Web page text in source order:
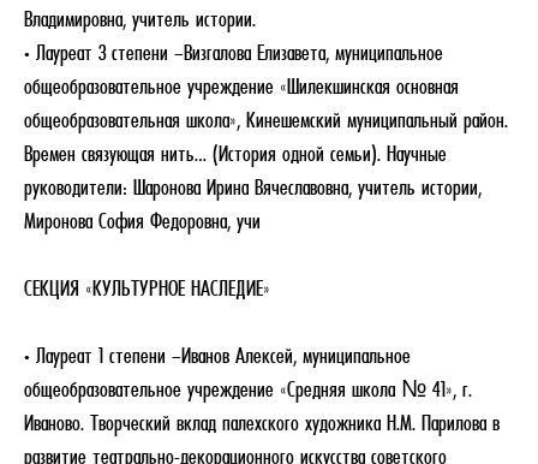
Владимировна, учитель истории.
• Лауреат 3 степени –Визгалова Елизавета, муниципальное
общеобразовательное учреждение «Шилекшинская основная
общеобразовательная школа», Кинешемский муниципальный район.
Времен связующая нить… (История одной семьи). Научные
руководители: Шаронова Ирина Вячеславовна, учитель истории,
Миронова София Федоровна, учи
СЕКЦИЯ «КУЛЬТУРНОЕ НАСЛЕДИЕ»
• Лауреат 1 степени –Иванов Алексей, муниципальное
общеобразовательное учреждение «Средняя школа № 41», г.
Иваново. Творческий вклад палехского художника Н.М. Парилова в
развитие театрально-декорационного искусства советского